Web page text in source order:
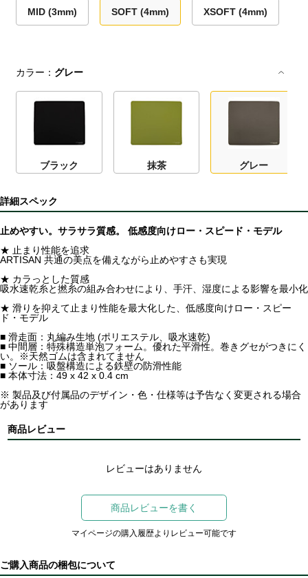
MID (3mm) SOFT (4mm) XSOFT (4mm)
カラー： グレー
ブラック 抹茶 グレー
詳細スペック
止めやすい。サラサラ質感。 低感度向けロー・スピード・モデル
★ 止まり性能を追求
ARTISAN 共通の美点を備えながら止めやすさも実現
★ カラっとした質感
吸水速乾糸と撚糸の組み合わせにより、手汗、湿度による影響を最小化
★ 滑りを抑えて止まり性能を最大化した、低感度向けロー・スピー
ド・モデル
■ 滑走面：丸編み生地 (ポリエステル、吸水速乾)
■ 中間層：特殊構造単泡フォーム。優れた平滑性。巻きグセがつきにく
い。※天然ゴムは含まれてません
■ ソール：吸盤構造による鉄壁の防滑性能
■ 本体寸法：49 x 42 x 0.4 cm
※ 製品及び付属品のデザイン・色・仕様等は予告なく変更される場合
があります
商品レビュー
レビューはありません
商品レビューを書く
マイページの購入履歴よりレビュー可能です
ご購入商品の梱包について